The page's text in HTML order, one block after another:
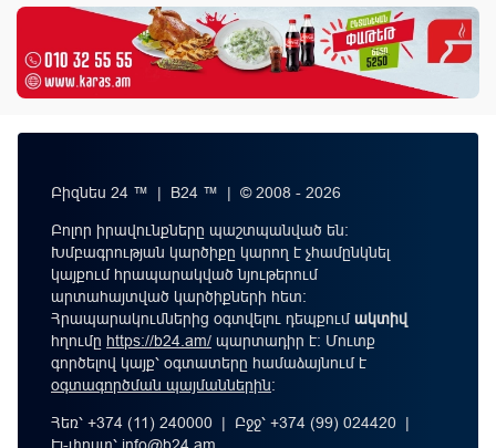
Բիզնես 24 ™ | B24 ™ | © 2008 - 2026
Բոլոր իրավունքները պաշտպանված են:
Խմբագրության կարծիքը կարող է չհամընկնել
կայքում հրապարակված նյութերում
արտահայտված կարծիքների հետ:
Հրապարակումներից օգտվելու դեպքումակտիվ
հղումը https://b24.am/ պարտադիր է: Մուտք
գործելով կայք՝ օգտատերը համաձայնում է
օգտագործման պայմաններին։
Հեռ՝ +374 (11) 240000 | Բջջ՝ +374 (99) 024420 |